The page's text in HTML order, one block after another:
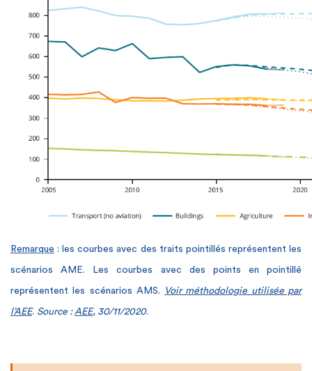
Remarque : les courbes avec des traits pointillés représentent les
scénarios AME. Les courbes avec des points en pointillé
représentent les scénarios AMS. Voir méthodologie utilisée par
l’AEE. Source : AEE, 30/11/2020.